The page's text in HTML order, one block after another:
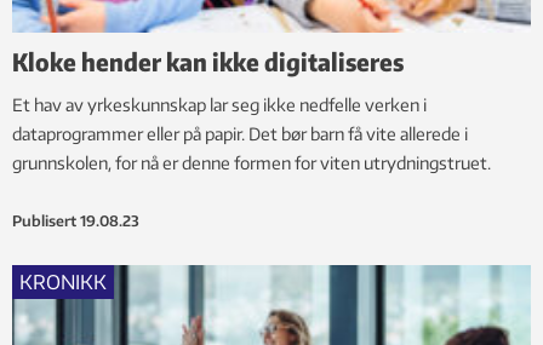
Kloke hender kan ikke digitaliseres
Et hav av yrkeskunnskap lar seg ikke nedfelle verken i
dataprogrammer eller på papir. Det bør barn få vite allerede i
grunnskolen, for nå er denne formen for viten utrydningstruet.
Publisert 19.08.23
KRONIKK